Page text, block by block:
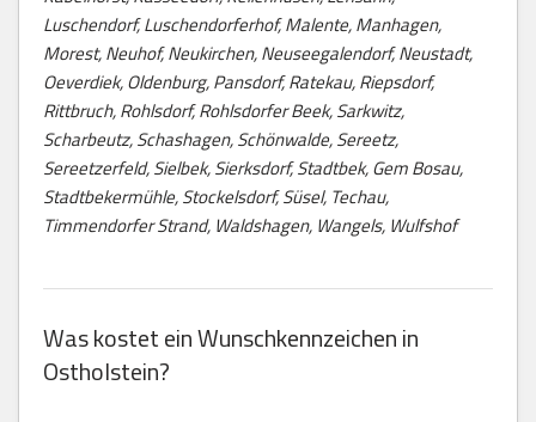
Luschendorf, Luschendorferhof, Malente, Manhagen,
Morest, Neuhof, Neukirchen, Neuseegalendorf, Neustadt,
Oeverdiek, Oldenburg, Pansdorf, Ratekau, Riepsdorf,
Rittbruch, Rohlsdorf, Rohlsdorfer Beek, Sarkwitz,
Scharbeutz, Schashagen, Schönwalde, Sereetz,
Sereetzerfeld, Sielbek, Sierksdorf, Stadtbek, Gem Bosau,
Stadtbekermühle, Stockelsdorf, Süsel, Techau,
Timmendorfer Strand, Waldshagen, Wangels, Wulfshof
Was kostet ein Wunschkennzeichen in
Ostholstein?